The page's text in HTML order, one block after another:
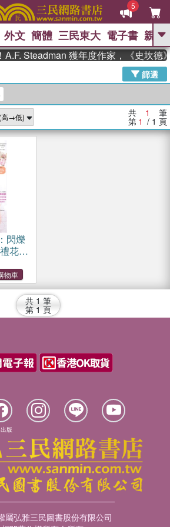
5
GO
高希均教授回憶錄
、 The Odyssey 、 父親節 、 如果歷
獎 臺灣漫遊錄 、 方念華 、 台灣的李
登輝時代
數學女孩：黎曼猜想 、
偉大的迷走神經
外文 簡體 三民東大 電子書 親子
Steadman 獲年度作家，《史坎德
篩選
共 1 筆
第 1 / 1 頁
閃爍
花
戒＆
共 1 筆
第 1 頁
版
屬弘雅三民圖書股份有限公司